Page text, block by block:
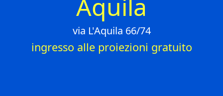
Aquila
via L'Aquila 66/74
ingresso alle proiezioni gratuito